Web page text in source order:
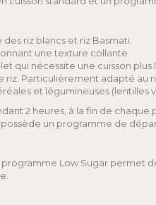
riz blancs et riz Basmati.
une texture collante.
qui nécessite une cuisson plus
Particulièrement adapté au
et légumineuses (lentilles
2 heures, à la fin de
un programme de
Low Sugar permet